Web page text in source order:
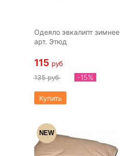
Одеяло эвкалипт зимнее
арт. Этюд
115 руб
135 руб
-15%
Купить
NEW